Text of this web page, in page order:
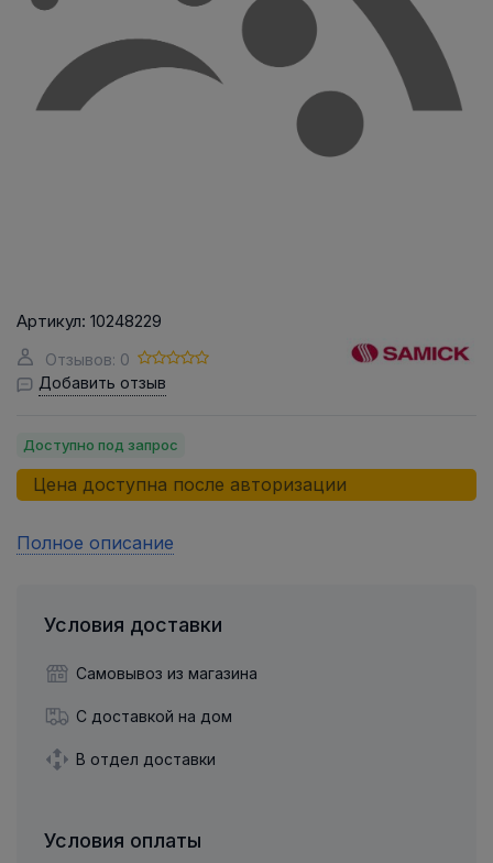
Артикул: 10248229
Отзывов: 0
Добавить отзыв
Доступно под запрос
Цена доступна после авторизации
Полное описание
Условия доставки
Самовывоз из магазина
С доставкой на дом
В отдел доставки
Условия оплаты